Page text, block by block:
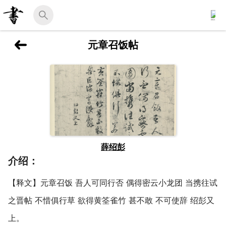
元章召饭帖
薛绍彭
介绍：
【释文】元章召饭 吾人可同行否 偶得密云小龙团 当携往试
之晋帖 不惜俱行草 欲得黄筌雀竹 甚不敢 不可使辞 绍彭又
上。